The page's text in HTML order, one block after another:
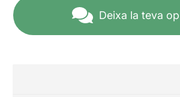
Deixa la teva